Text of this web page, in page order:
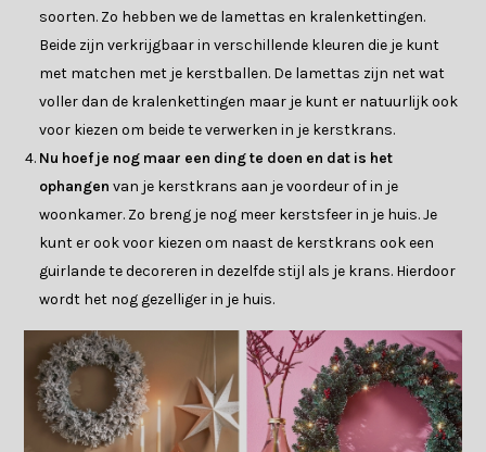
soorten. Zo hebben we de lamettas en kralenkettingen.
Beide zijn verkrijgbaar in verschillende kleuren die je kunt
met matchen met je kerstballen. De lamettas zijn net wat
voller dan de kralenkettingen maar je kunt er natuurlijk ook
voor kiezen om beide te verwerken in je kerstkrans.
Nu hoef je nog maar een ding te doen en dat is het
ophangen van je kerstkrans aan je voordeur of in je
woonkamer. Zo breng je nog meer kerstsfeer in je huis. Je
kunt er ook voor kiezen om naast de kerstkrans ook een
guirlande te decoreren in dezelfde stijl als je krans. Hierdoor
wordt het nog gezelliger in je huis.